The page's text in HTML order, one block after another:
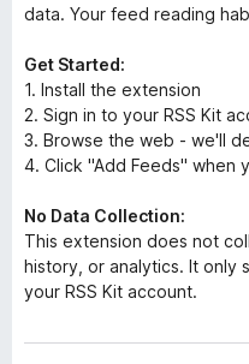
data. Your feed reading
Get Started:
1. Install the extension
2. Sign in to your RSS Kit
3. Browse the web - we'll
4. Click "Add Feeds" when
No Data Collection:
This extension does not
history, or analytics. It only
your RSS Kit account.